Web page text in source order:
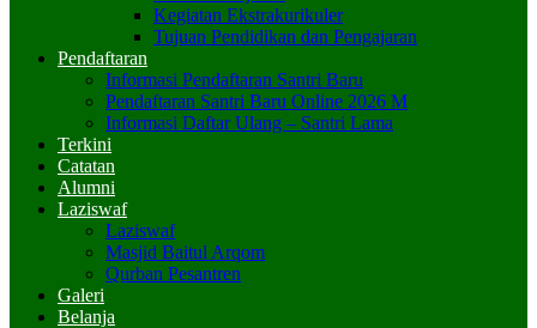
Kegiatan Ekstrakurikuler
Tujuan Pendidikan dan Pengajaran
Pendaftaran
Informasi Pendaftaran Santri Baru
Pendaftaran Santri Baru Online 2026 M
Informasi Daftar Ulang – Santri Lama
Terkini
Catatan
Alumni
Laziswaf
Laziswaf
Masjid Baitul Arqom
Qurban Pesantren
Galeri
Belanja